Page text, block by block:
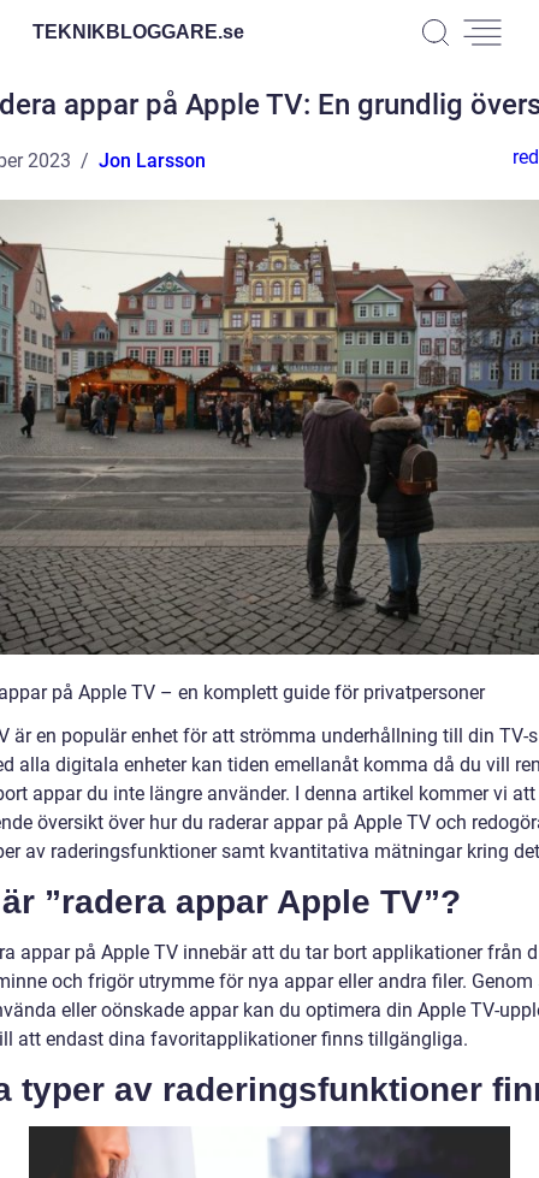
TEKNIKBLOGGARE.se
appar på Apple TV: En grundlig
2023 Jon Larsson
på Apple TV – en komplett guide för privatpersoner
är en populär enhet för att strömma underhållning till din TV-
alla digitala enheter kan tiden emellanåt komma då du vill
appar du inte längre använder. I denna artikel kommer vi att
översikt över hur du raderar appar på Apple TV och
av raderingsfunktioner samt kvantitativa mätningar kring
”radera appar Apple TV”?
appar på Apple TV innebär att du tar bort applikationer från
och frigör utrymme för nya appar eller andra filer.
eller oönskade appar kan du optimera din Apple TV-
att endast dina favoritapplikationer finns tillgängliga.
typer av raderingsfunktioner